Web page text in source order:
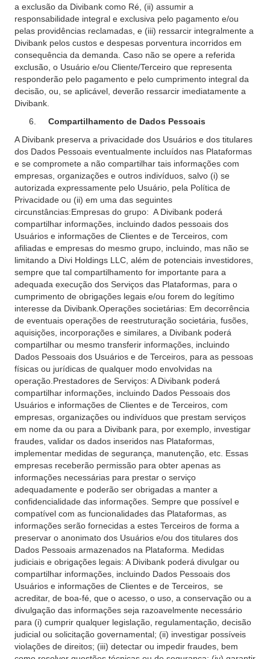
a exclusão da Divibank como Ré, (ii) assumir a
responsabilidade integral e exclusiva pelo pagamento e/ou
pelas providências reclamadas, e (iii) ressarcir integralmente a
Divibank pelos custos e despesas porventura incorridos em
consequência da demanda. Caso não se opere a referida
exclusão, o Usuário e/ou Cliente/Terceiro que representa
responderão pelo pagamento e pelo cumprimento integral da
decisão, ou, se aplicável, deverão ressarcir imediatamente a
Divibank.
Compartilhamento de Dados Pessoais
A Divibank preserva a privacidade dos Usuários e dos titulares
dos Dados Pessoais eventualmente incluídos nas Plataformas
e se compromete a não compartilhar tais informações com
empresas, organizações e outros indivíduos, salvo (i) se
autorizada expressamente pelo Usuário, pela Política de
Privacidade ou (ii) em uma das seguintes
circunstâncias:Empresas do grupo: A Divibank poderá
compartilhar informações, incluindo dados pessoais dos
Usuários e informações de Clientes e de Terceiros, com
afiliadas e empresas do mesmo grupo, incluindo, mas não se
limitando a Divi Holdings LLC, além de potenciais investidores,
sempre que tal compartilhamento for importante para a
adequada execução dos Serviços das Plataformas, para o
cumprimento de obrigações legais e/ou forem do legítimo
interesse da Divibank.Operações societárias: Em decorrência
de eventuais operações de reestruturação societária, fusões,
aquisições, incorporações e similares, a Divibank poderá
compartilhar ou mesmo transferir informações, incluindo
Dados Pessoais dos Usuários e de Terceiros, para as pessoas
físicas ou jurídicas de qualquer modo envolvidas na
operação.Prestadores de Serviços: A Divibank poderá
compartilhar informações, incluindo Dados Pessoais dos
Usuários e informações de Clientes e de Terceiros, com
empresas, organizações ou indivíduos que prestam serviços
em nome da ou para a Divibank para, por exemplo, investigar
fraudes, validar os dados inseridos nas Plataformas,
implementar medidas de segurança, manutenção, etc. Essas
empresas receberão permissão para obter apenas as
informações necessárias para prestar o serviço
adequadamente e poderão ser obrigadas a manter a
confidencialidade das informações. Sempre que possível e
compatível com as funcionalidades das Plataformas, as
informações serão fornecidas a estes Terceiros de forma a
preservar o anonimato dos Usuários e/ou dos titulares dos
Dados Pessoais armazenados na Plataforma. Medidas
judiciais e obrigações legais: A Divibank poderá divulgar ou
compartilhar informações, incluindo Dados Pessoais dos
Usuários e informações de Clientes e de Terceiros, se
acreditar, de boa-fé, que o acesso, o uso, a conservação ou a
divulgação das informações seja razoavelmente necessário
para (i) cumprir qualquer legislação, regulamentação, decisão
judicial ou solicitação governamental; (ii) investigar possíveis
violações de direitos; (iii) detectar ou impedir fraudes, bem